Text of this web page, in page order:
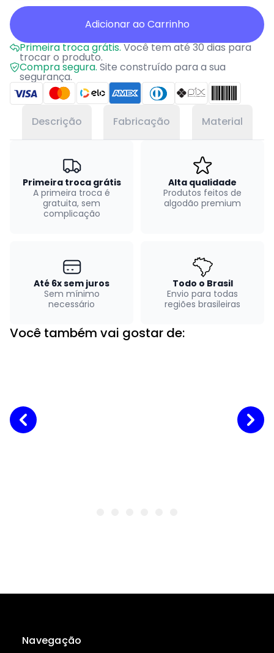
Adicionar ao Carrinho
Primeira troca grátis.Você tem até 30 dias para
trocar o produto.
Compra segura. Site construído para a sua
segurança.
Descrição Fabricação Material
Primeira troca grátis
A primeira troca é
gratuita, sem
complicação
Alta qualidade
Produtos feitos de
algodão premium
Até 6x sem juros
Sem mínimo
necessário
Todo o Brasil
Envio para todas
regiões brasileiras
Você também vai gostar de:
Navegação